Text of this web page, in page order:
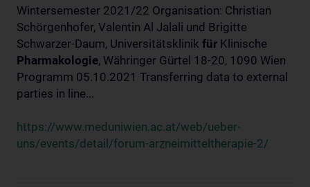
Wintersemester 2021/22 Organisation: Christian
Schörgenhofer, Valentin Al Jalali und Brigitte
Schwarzer-Daum, Universitätsklinik für Klinische
Pharmakologie, Währinger Gürtel 18-20, 1090 Wien
Programm 05.10.2021 Transferring data to external
parties in line...
https://www.meduniwien.ac.at/web/ueber-
uns/events/detail/forum-arzneimitteltherapie-2/